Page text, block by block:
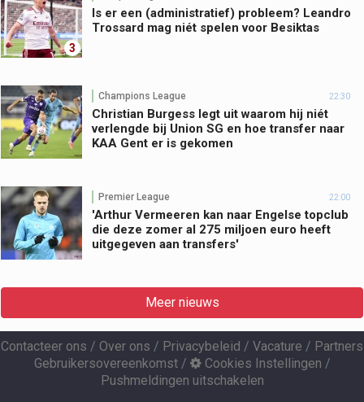
3
Is er een (administratief) probleem? Leandro
Trossard mag niét spelen voor Besiktas
Champions League 22:30
Christian Burgess legt uit waarom hij niét
verlengde bij Union SG en hoe transfer naar
KAA Gent er is gekomen
Premier League 22:00
'Arthur Vermeeren kan naar Engelse topclub
die deze zomer al 275 miljoen euro heeft
uitgegeven aan transfers'
Meer nieuws
Contacteer ons / Over ons / Privacybeleid / Vacature / Partners
Gebruikersovereenkomst/ Cookies Instellingen /
Pushmeldingen uitschakelen